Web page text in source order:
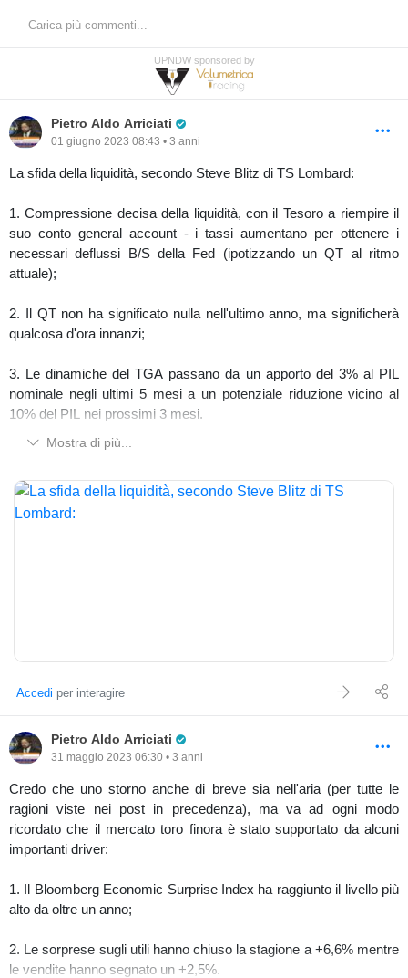
Carica più commenti...
UPNDW sponsored by
Pietro Aldo Arriciati
01 giugno 2023 08:43 • 3 anni
La sfida della liquidità, secondo Steve Blitz di TS Lombard:
1. Compressione decisa della liquidità, con il Tesoro a riempire il
suo conto general account - i tassi aumentano per ottenere i
necessari deflussi B/S della Fed (ipotizzando un QT al ritmo
attuale);
2. Il QT non ha significato nulla nell'ultimo anno, ma significherà
qualcosa d'ora innanzi;
3. Le dinamiche del TGA passano da un apporto del 3% al PIL
nominale negli ultimi 5 mesi a un potenziale riduzione vicino al
10% del PIL nei prossimi 3 mesi.
Mostra di più...
Accedi per interagire
Pietro Aldo Arriciati
31 maggio 2023 06:30 • 3 anni
Credo che uno storno anche di breve sia nell'aria (per tutte le
ragioni viste nei post in precedenza), ma va ad ogni modo
ricordato che il mercato toro finora è stato supportato da alcuni
importanti driver:
1. Il Bloomberg Economic Surprise Index ha raggiunto il livello più
alto da oltre un anno;
2. Le sorprese sugli utili hanno chiuso la stagione a +6,6% mentre
le vendite hanno segnato un +2,5%.